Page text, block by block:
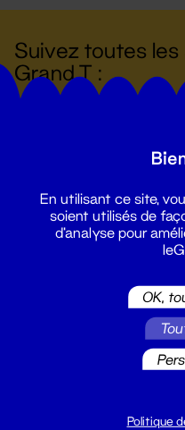
Suivez toutes
Grand T :
billetterie@leGrandT.fr
En utilisant ce site,
soient utilisés de
d'analyse pour
OK,
Politique